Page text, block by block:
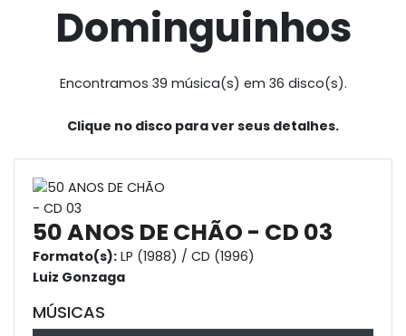
Dominguinhos
Encontramos 39 música(s) em 36 disco(s).
Clique no disco para ver seus detalhes.
50 ANOS DE CHÃO - CD 03
Formato(s): LP (1988) / CD (1996)
Luiz Gonzaga
MÚSICAS